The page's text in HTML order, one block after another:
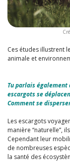
Ces études illustrent
animale et
Tu parlais également
escargots se
Comment se
Les escargots
manière “naturelle”,
Cependant leur
de nombreuses
la santé des